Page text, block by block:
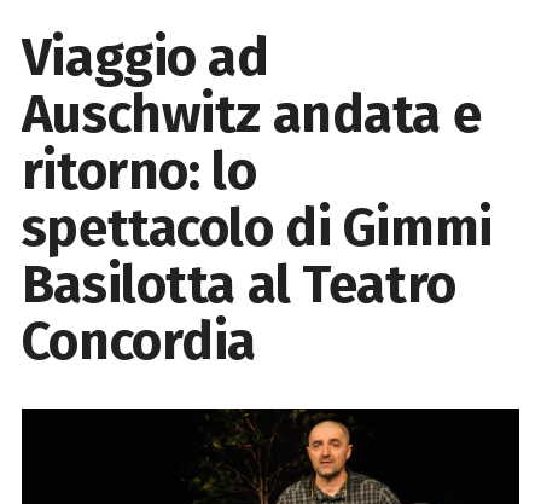
Viaggio ad
Auschwitz andata e
ritorno: lo
spettacolo di Gimmi
Basilotta al Teatro
Concordia